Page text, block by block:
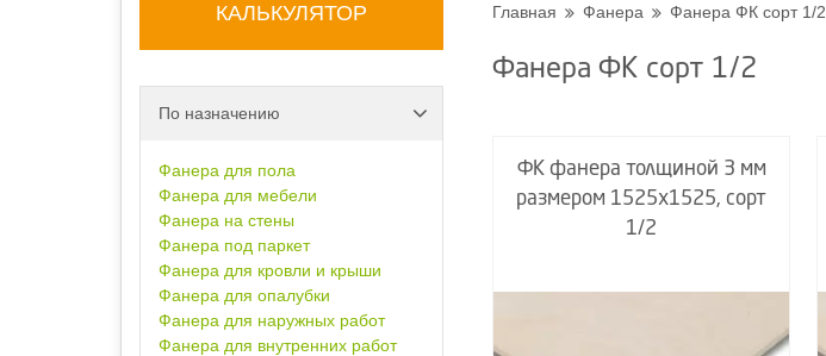
КАЛЬКУЛЯТОР
По назначению
Фанера для пола
Фанера для мебели
Фанера на стены
Фанера под паркет
Фанера для кровли и крыши
Фанера для опалубки
Фанера для наружных работ
Фанера для внутренних работ
Главная Фанера Фанера ФК сорт 1/2
Фанера ФК сорт 1/2
ФК фанера толщиной 3 мм
размером 1525х1525, сорт
1/2